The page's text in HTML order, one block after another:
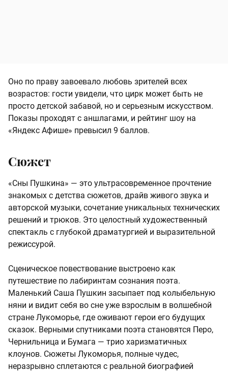
Оно по праву завоевало любовь зрителей всех
возрастов: гости увидели, что цирк может быть не
просто детской забавой, но и серьезным искусством.
Показы проходят с аншлагами, и рейтинг шоу на
«Яндекс Афише» превысил 9 баллов.
Сюжет
«Сны Пушкина» — это ультрасовременное прочтение
знакомых с детства сюжетов, драйв живого звука и
авторской музыки, сочетание уникальных технических
решений и трюков. Это целостный художественный
спектакль с глубокой драматургией и выразительной
режиссурой.
Сценическое повествование выстроено как
путешествие по лабиринтам сознания поэта.
Маленький Саша Пушкин засыпает под колыбельную
няни и видит себя во сне уже взрослым в волшебной
стране Лукоморье, где оживают герои его будущих
сказок. Верными спутниками поэта становятся Перо,
Чернильница и Бумага — трио харизматичных
клоунов. Сюжеты Лукоморья, полные чудес,
неразрывно сплетаются с реальной биографией